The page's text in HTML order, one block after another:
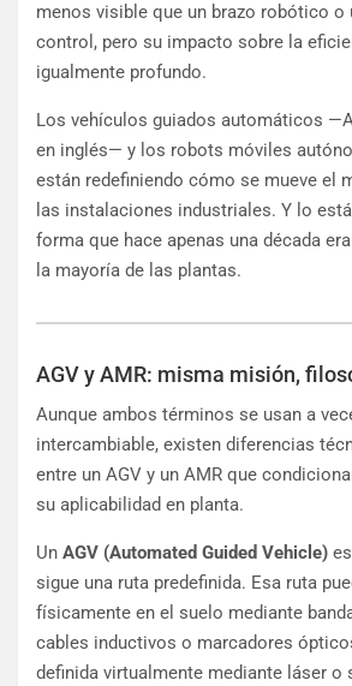
menos visible que un brazo robótico o
control, pero su impacto sobre la
igualmente profundo.
Los vehículos guiados automáticos
en inglés— y los robots móviles
están redefiniendo cómo se mueve el
las instalaciones industriales. Y lo
forma que hace apenas una década
la mayoría de las plantas.
AGV y AMR: misma misión,
Aunque ambos términos se usan a
intercambiable, existen diferencias
entre un AGV y un AMR que
su aplicabilidad en planta.
Un AGV (Automated Guided Vehicle)
sigue una ruta predefinida. Esa ruta
físicamente en el suelo mediante
cables inductivos o marcadores
definida virtualmente mediante láser o